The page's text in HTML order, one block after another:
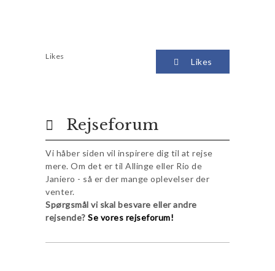
Likes
Likes
Rejseforum
Vi håber siden vil inspirere dig til at rejse
mere. Om det er til Allinge eller Rio de
Janiero - så er der mange oplevelser der
venter.
Spørgsmål vi skal besvare eller andre
rejsende? Se vores rejseforum!